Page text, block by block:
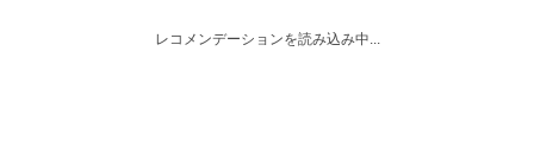
レコメンデーションを読み込み中...